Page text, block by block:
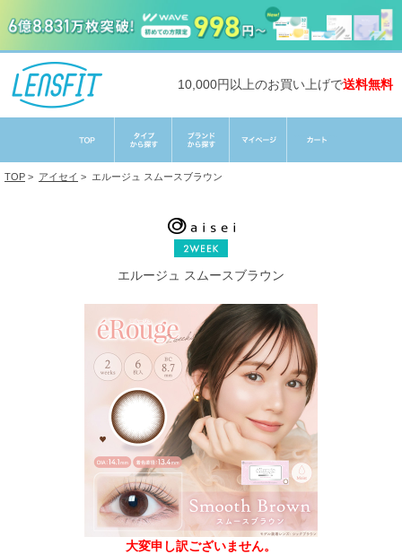
10,000円以上のお買い上げで送料無料
TOP > アイセイ > エルージュ スムースブラウン
エルージュ スムースブラウン
大変申し訳ございません。